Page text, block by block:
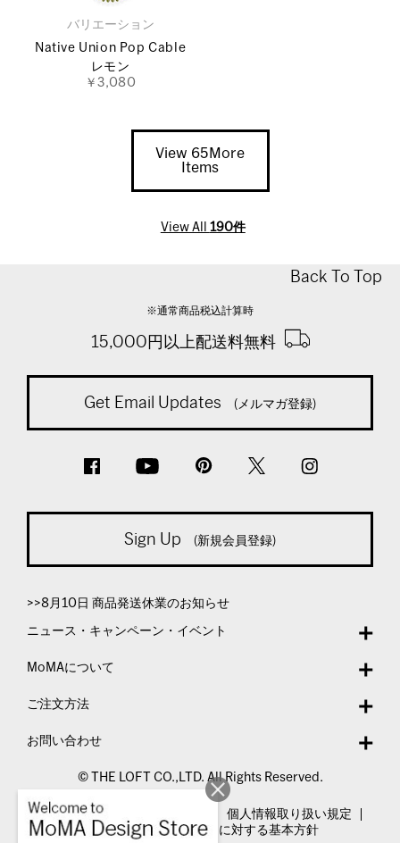
バリエーション
Native Union Pop Cable
レモン
￥3,080
View 65More
Items
View All 190件
Back To Top
※通常商品税込計算時
15,000円以上配送料無料
Get Email Updates (メルマガ登録)
Sign Up (新規会員登録)
>>8月10日 商品発送休業のお知らせ
ニュース・キャンペーン・イベント
MoMAについて
ご注文方法
お問い合わせ
© THE LOFT CO.,LTD. All Rights Reserved.
特定商取引法表示
個人情報取り扱い規定
カスタマーハラスメントに対する基本方針